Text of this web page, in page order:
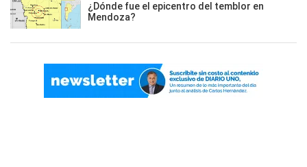
¿Dónde fue el epicentro del temblor en
Mendoza?